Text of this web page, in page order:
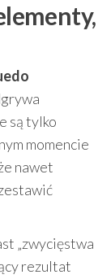
są tylko
momencie
nawet
„zwycięstwa
rezultat